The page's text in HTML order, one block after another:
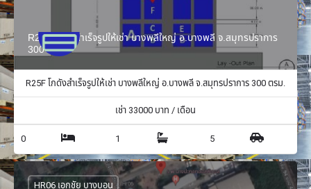
R25F โกดังสำเร็จรูปให้เช่า บางพลีใหญ่ อ.บางพลี จ.สมุทรปราการ
300 ตรม.
R25F โกดังสำเร็จรูปให้เช่า บางพลีใหญ่ อ.บางพลี จ.สมุทรปราการ 300 ตรม.
เช่า 33000 บาท / เดือน
0 1 5
HR06 เอกชัย บางบอน